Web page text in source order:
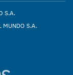
S.A.
MUNDO S.A.